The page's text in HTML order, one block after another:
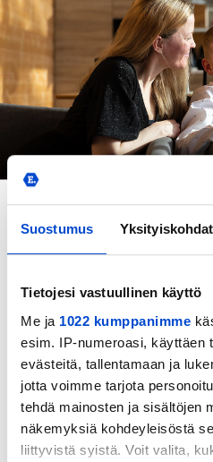
Suostumus Yksityiskohdat
Tietojesi vastuullinen käyttö
Me ja 1022 kumppanimme
esim. IP-numeroasi, käyttäen
evästeitä, tallentamaan ja
jotta voimme tarjota
tehdä mainosten ja sisältöjen
näkemyksiä kohdeyleisöstä
liittyvistä syistä. Voit valita,
Tapahtumakartta